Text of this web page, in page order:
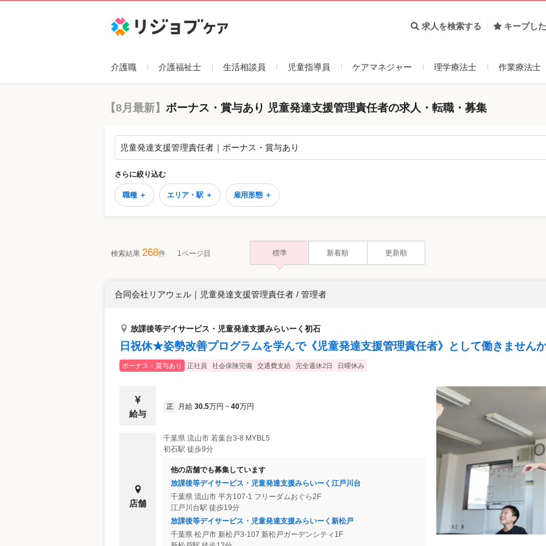
求人を検索する キープし
介護職 介護福祉士 生活相談員 児童指導員 ケアマネジャー 理学療法士 作業療法士
【8月最新】 ボーナス・賞与あり 児童発達支援管理責任者の求人・転職・募集
児童発達支援管理責任者｜ボーナス・賞与あり
さらに絞り込む
職種 ＋ エリア・駅 ＋ 雇用形態 ＋
検索結果 268件 1ページ目 標準 新着順 更新順
合同会社リアウェル ｜ 児童発達支援管理責任者 / 管理者
放課後等デイサービス・児童発達支援みらいーく初石
日祝休★姿勢改善プログラムを学んで《児童発達支援管理責任者》として働きません
ボーナス・賞与あり 正社員 社会保険完備 交通費支給 完全週休2日 日曜休み
給与
正 月給 30.5万円 ~ 40万円
店舗
千葉県 流山市 若葉台3-8 MYBL5
初石駅 徒歩9分
他の店舗でも募集しています
放課後等デイサービス・児童発達支援みらいーく江戸川台
千葉県 流山市 平方107-1 フリーダムおぐら2F
江戸川台駅 徒歩19分
放課後等デイサービス・児童発達支援みらいーく新松戸
千葉県 松戸市 新松戸3-107 新松戸ガーデンシティ1F